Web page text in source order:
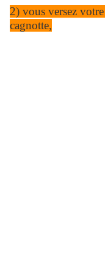
2) vous versez
cagnotte,